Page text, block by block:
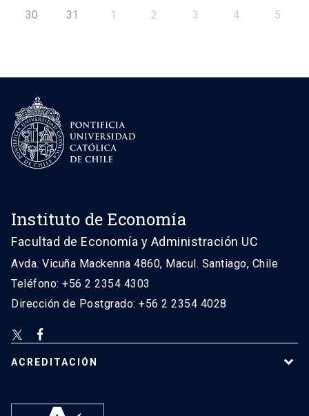
30 31 1 2 3 4 5
Instituto de Economía
Facultad de Economía y Administración UC
Avda. Vicuña Mackenna 4860, Macul. Santiago, Chile
Teléfono: +56 2 2354 4303
Dirección de Postgrado: +56 2 2354 4028
ACREDITACIÓN